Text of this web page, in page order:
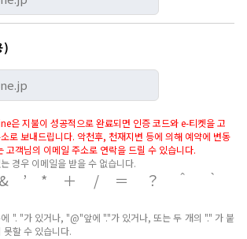
)
은 지불이 성공적으로 완료되면 인증 코드와 e-티켓을 고
로 보내드립니다. 악천후, 천재지변 등에 의해 예약에 변동
고객님의 이메일 주소로 연락을 드릴 수 있습니다.
경우 이메일을 받을 수 없습니다.
&’*＋/＝？＾｀
". "가 있거나, "@"앞에 "."가 있거나, 또는 두 개의 "." 가 붙
할 수 있습니다.